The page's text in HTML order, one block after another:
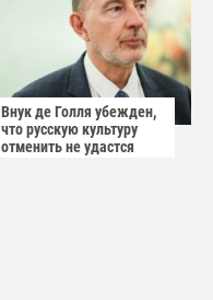
Внук де Голля убежден,
что русскую культуру
отменить не удастся